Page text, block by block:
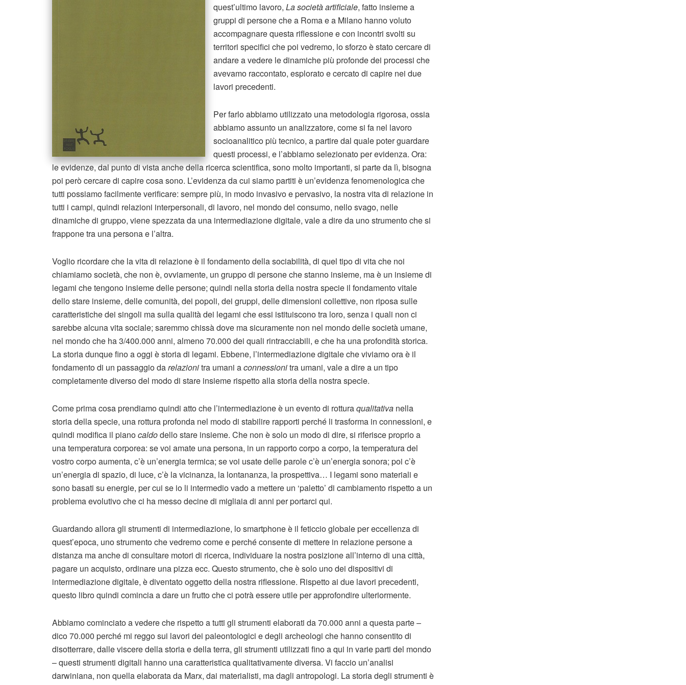
quest’ultimo lavoro, La società artificiale, fatto insieme a
gruppi di persone che a Roma e a Milano hanno voluto
accompagnare questa riflessione e con incontri svolti su
territori specifici che poi vedremo, lo sforzo è stato cercare di
andare a vedere le dinamiche più profonde dei processi che
avevamo raccontato, esplorato e cercato di capire nei due
lavori precedenti.
Per farlo abbiamo utilizzato una metodologia rigorosa, ossia
abbiamo assunto un analizzatore, come si fa nel lavoro
socioanalitico più tecnico, a partire dal quale poter guardare
questi processi, e l’abbiamo selezionato per evidenza. Ora:
le evidenze, dal punto di vista anche della ricerca scientifica, sono molto importanti, si parte da lì, bisogna
poi però cercare di capire cosa sono. L’evidenza da cui siamo partiti è un’evidenza fenomenologica che
tutti possiamo facilmente verificare: sempre più, in modo invasivo e pervasivo, la nostra vita di relazione in
tutti i campi, quindi relazioni interpersonali, di lavoro, nel mondo del consumo, nello svago, nelle
dinamiche di gruppo, viene spezzata da una intermediazione digitale, vale a dire da uno strumento che si
frappone tra una persona e l’altra.
Voglio ricordare che la vita di relazione è il fondamento della sociabilità, di quel tipo di vita che noi
chiamiamo società, che non è, ovviamente, un gruppo di persone che stanno insieme, ma è un insieme di
legami che tengono insieme delle persone; quindi nella storia della nostra specie il fondamento vitale
dello stare insieme, delle comunità, dei popoli, dei gruppi, delle dimensioni collettive, non riposa sulle
caratteristiche dei singoli ma sulla qualità dei legami che essi istituiscono tra loro, senza i quali non ci
sarebbe alcuna vita sociale; saremmo chissà dove ma sicuramente non nel mondo delle società umane,
nel mondo che ha 3/400.000 anni, almeno 70.000 dei quali rintracciabili, e che ha una profondità storica.
La storia dunque fino a oggi è storia di legami. Ebbene, l’intermediazione digitale che viviamo ora è il
fondamento di un passaggio darelazionitra umani aconnessionitra umani, vale a dire a un tipo
completamente diverso del modo di stare insieme rispetto alla storia della nostra specie.
Come prima cosa prendiamo quindi atto che l’intermediazione è un evento di rotturaqualitativa nella
storia della specie, una rottura profonda nel modo di stabilire rapporti perché li trasforma in connessioni, e
quindi modifica il pianocaldodello stare insieme. Che non è solo un modo di dire, si riferisce proprio a
una temperatura corporea: se voi amate una persona, in un rapporto corpo a corpo, la temperatura del
vostro corpo aumenta, c’è un’energia termica; se voi usate delle parole c’è un’energia sonora; poi c’è
un’energia di spazio, di luce, c’è la vicinanza, la lontananza, la prospettiva… I legami sono materiali e
sono basati su energie, per cui se io li intermedio vado a mettere un ‘paletto’ di cambiamento rispetto a un
problema evolutivo che ci ha messo decine di migliaia di anni per portarci qui.
Guardando allora gli strumenti di intermediazione, lo smartphone è il feticcio globale per eccellenza di
quest’epoca, uno strumento che vedremo come e perché consente di mettere in relazione persone a
distanza ma anche di consultare motori di ricerca, individuare la nostra posizione all’interno di una città,
pagare un acquisto, ordinare una pizza ecc. Questo strumento, che è solo uno dei dispositivi di
intermediazione digitale, è diventato oggetto della nostra riflessione. Rispetto ai due lavori precedenti,
questo libro quindi comincia a dare un frutto che ci potrà essere utile per approfondire ulteriormente.
Abbiamo cominciato a vedere che rispetto a tutti gli strumenti elaborati da 70.000 anni a questa parte –
dico 70.000 perché mi reggo sui lavori dei paleontologici e degli archeologi che hanno consentito di
disotterrare, dalle viscere della storia e della terra, gli strumenti utilizzati fino a qui in varie parti del mondo
– questi strumenti digitali hanno una caratteristica qualitativamente diversa. Vi faccio un’analisi
darwiniana, non quella elaborata da Marx, dai materialisti, ma dagli antropologi. La storia degli strumenti è